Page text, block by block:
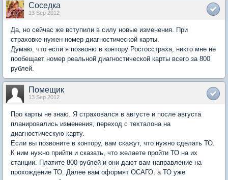
Соседка
13 Sep 2012
Да, но сейчас же вступили в силу новые изменения. При
страховке нужен номер диагностической карты.
Думаю, что если я позвоню в контору Росгосстраха, никто мне не
пообещает номер реальной диагностической карты всего за 800
рублей.
Помещик
13 Sep 2012
Про карты не знаю. Я страховался в августе и после августа
планировались изменения, переход с техталона на
диагностическую карту.
Если вы позвоните в контору, вам скажут, что нужно сделать ТО.
К ним нужно прийти и сказать, что желаете пройти ТО на их
станции. Платите 800 рублей и они дают вам направление на
прохождение ТО. Далее вам оформят ОСАГО, а ТО уже